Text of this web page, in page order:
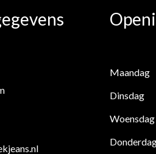
Maandag
Dinsdag
Woensdag